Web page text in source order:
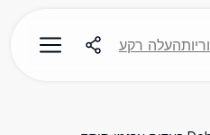
העלה רקע